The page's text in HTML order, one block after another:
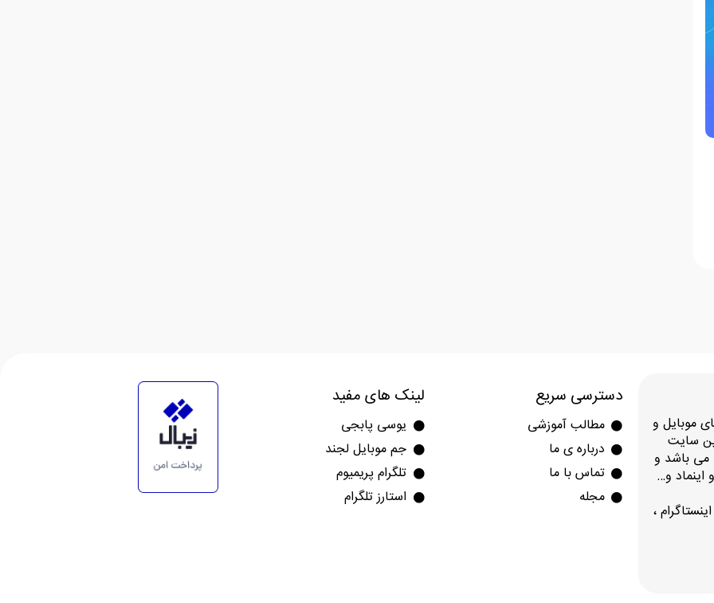
در حوزه بازی های موبایل و
سایت
در این مجموعه کمتر از 5 دقیقه می باشد و
و…
،
دسترسی سریع
مطالب آموزشی
درباره ی ما
تماس با ما
مجله
لینک های مفید
یوسی پابجی
جم موبایل لجند
تلگرام پریمیوم
استارز تلگرام